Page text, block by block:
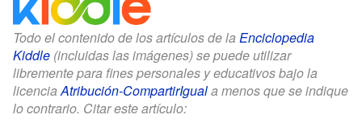
Todo el contenido de los artículos de la Enciclopedia
Kiddle (incluidas las imágenes) se puede utilizar
libremente para fines personales y educativos bajo la
licenciaAtribución-CompartirIguala menos que se indique
lo contrario. Citar este artículo: